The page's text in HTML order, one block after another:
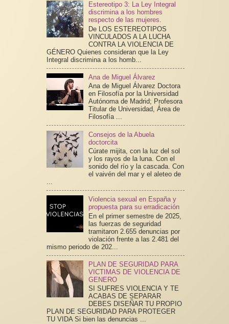
Estereotipo 3: La Ley Integral
discrimina a los hombres
respecto de las mujeres.
De LOS ESTEREOTIPOS
VINCULADOS A LA LUCHA
CONTRA LA VIOLENCIA DE
GÉNERO Quienes consideran que la Ley
Integral discrimina a los homb...
Ana de Miguel Álvarez
Ana de Miguel Álvarez Doctora
en Filosofía por la Universidad
Autónoma de Madrid; Profesora
Titular de Universidad, Área de
Filosofía ...
Consejos de la Abuela
doctorcita
Cúrate mijita, con la luz del sol
y los rayos de la luna. Con el
sonido del río y la cascada. Con
el vaivén del mar y el aleteo de
...
Violencia sexual en España y
propuesta para su erradicación
En el primer semestre de 2025,
las fuerzas de seguridad
tramitaron 2.655 denuncias por
violación frente a las 2.481 del
mismo periodo de 202...
PLAN DE SEGURIDAD PARA
VICTIMAS DE VIOLENCIA DE
GENERO
SI SUFRES VIOLENCIA Y TE
ACABAS DE SEPARAR
DEBES DISEÑAR TU PROPIO
PLAN DE SEGURIDAD PARA PROTEGER
TU VIDA Si bien las denuncias ...